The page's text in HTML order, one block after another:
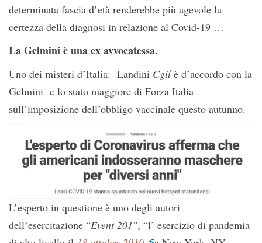
determinata fascia d’età renderebbe più agevole la
certezza della diagnosi in relazione al Covid-19 …
La Gelmini è una ex avvocatessa.
Uno dei misteri d’Italia: Landini Cgil è d’accordo con la
Gelmini e lo stato maggiore di Forza Italia
sull’imposizione dell’obbligo vaccinale questo autunno.
L’esperto in questione è uno degli autori
dell’esercitazione “Event 201″, “l’ esercizio di pandemia